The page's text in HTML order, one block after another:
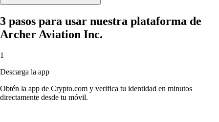
3 pasos para usar nuestra plataforma de
Archer Aviation Inc.
1
Descarga la app
Obtén la app de Crypto.com y verifica tu identidad en minutos
directamente desde tu móvil.